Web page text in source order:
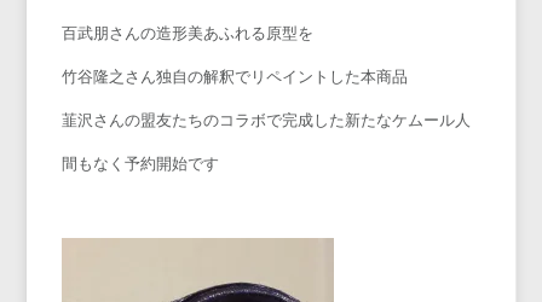
百武朋さんの造形美あふれる原型を
竹谷隆之さん独自の解釈でリペイントした本商品
韮沢さんの盟友たちのコラボで完成した新たなケムール人
間もなく予約開始です